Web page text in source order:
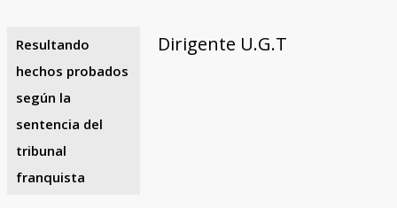
Resultando
hechos probados
según la
sentencia del
tribunal
franquista
Dirigente U.G.T